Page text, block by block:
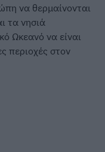
να θερμαίνονται
τα νησιά
Ωκεανό να είναι
περιοχές στον